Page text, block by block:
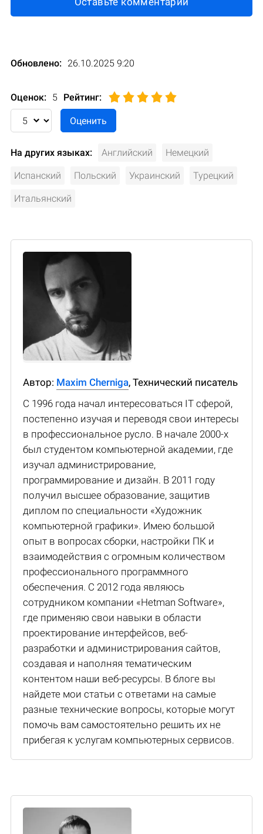
Обновлено: 26.10.2025 9:20
Оценок: 5 Рейтинг:
На других языках: Английский Немецкий
Испанский Польский Украинский Турецкий
Итальянский
Автор: Maxim Cherniga, Технический писатель
С 1996 года начал интересоваться IT сферой,
постепенно изучая и переводя свои интересы
в профессиональное русло. В начале 2000-х
был студентом компьютерной академии, где
изучал администрирование,
программирование и дизайн. В 2011 году
получил высшее образование, защитив
диплом по специальности «Художник
компьютерной графики». Имею большой
опыт в вопросах сборки, настройки ПК и
взаимодействия с огромным количеством
профессионального программного
обеспечения. С 2012 года являюсь
сотрудником компании «Hetman Software»,
где применяю свои навыки в области
проектирование интерфейсов, веб-
разработки и администрирования сайтов,
создавая и наполняя тематическим
контентом наши веб-ресурсы. В блоге вы
найдете мои статьи с ответами на самые
разные технические вопросы, которые могут
помочь вам самостоятельно решить их не
прибегая к услугам компьютерных сервисов.